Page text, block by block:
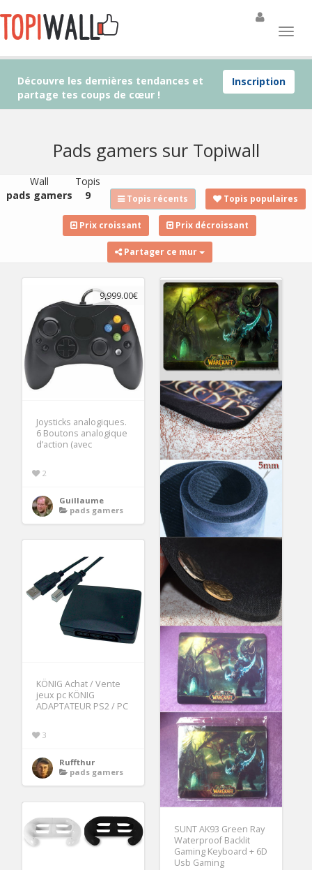
Inscription
Découvre les dernières tendances et
partage tes coups de cœur !
Pads gamers sur Topiwall
Wall
pads gamers
Topis
9
Topis récents Topis populaires
Prix croissant Prix décroissant
Partager ce mur
9,999.00€
Joysticks analogiques.
6 Boutons analogique
d’action (avec
2
Guillaume
pads gamers
SUNT AK93 Green Ray
Waterproof Backlit
Gaming Keyboard + 6D
Usb Gaming
KÖNIG Achat / Vente
jeux pc KÖNIG
ADAPTATEUR PS2 / PC
3
Ruffthur
pads gamers